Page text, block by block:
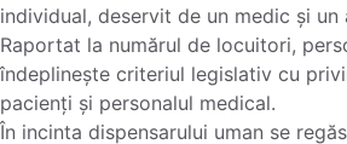
individual, deservit de un medic și un
Raportat la numărul de locuitori,
îndeplinește criteriul legislativ cu
pacienți și personalul medical.
În incinta dispensarului uman se